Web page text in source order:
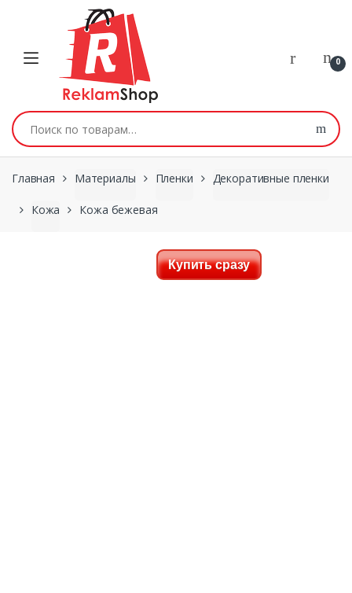
Перейти к навигации
0
Искать:
Главная Материалы Пленки Декоративные пленки
Кожа Кожа бежевая
Купить сразу